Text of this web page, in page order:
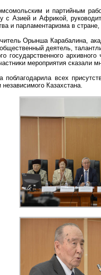
и партийным
с Азией и Африкой,
и парламентаризма в
Орынша Карабалина,
деятель,
государственного
мероприятия сказали
поблагодарила всех
Казахстана.